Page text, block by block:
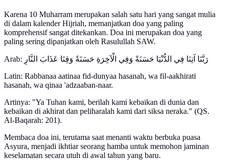
Karena 10 Muharram merupakan salah satu hari yang sangat mulia
di dalam kalender Hijriah, memanjatkan doa yang paling
komprehensif sangat ditekankan. Doa ini merupakan doa yang
paling sering dipanjatkan oleh Rasulullah SAW.
Arab: رَبَّنَا آتِنَا فِي الدُّنْيَا حَسَنَةً وَفِي الْآخِرَةِ حَسَنَةً وَقِنَا عَذَابَ النَّارِ
Latin: Rabbanaa aatinaa fid-dunyaa hasanah, wa fil-aakhirati
hasanah, wa qinaa 'adzaaban-naar.
Artinya: "Ya Tuhan kami, berilah kami kebaikan di dunia dan
kebaikan di akhirat dan peliharalah kami dari siksa neraka." (QS.
Al-Baqarah: 201).
Membaca doa ini, terutama saat menanti waktu berbuka puasa
Asyura, menjadi ikhtiar seorang hamba untuk memohon jaminan
keselamatan secara utuh di awal tahun yang baru.